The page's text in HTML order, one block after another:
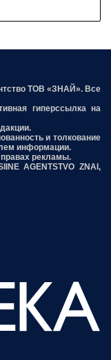
ТОВ «ЗНАЙ». Все
гиперссылка на
и толкование
информации.
рекламы.
AGENTSTVO ZNAI,